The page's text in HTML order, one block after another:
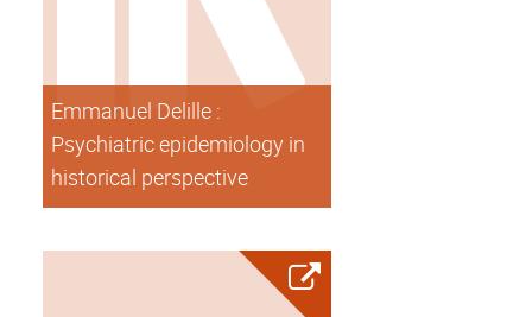
Emmanuel Delille :
Psychiatric epidemiology in
historical perspective